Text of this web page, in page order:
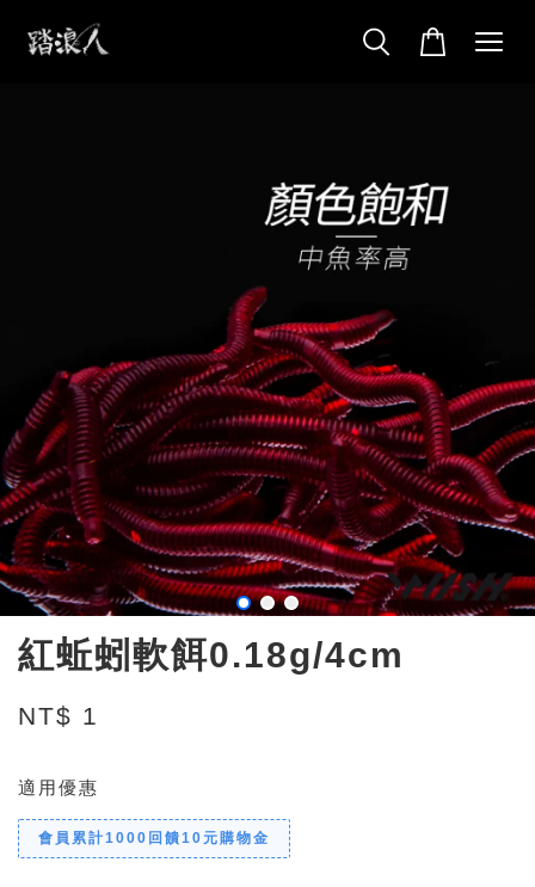
紅蚯蚓軟餌0.18g/4cm
NT$ 1
適用優惠
會員累計1000回饋10元購物金